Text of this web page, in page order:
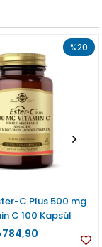
C Plus 500 mg
C 100 Kapsül
%20